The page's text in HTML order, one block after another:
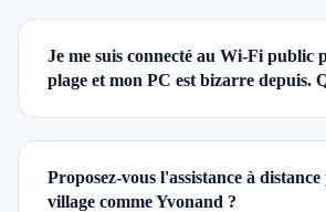
Je me suis connecté au Wi-Fi public
plage et mon PC est bizarre depuis.
Proposez-vous l'assistance à
village comme Yvonand ?